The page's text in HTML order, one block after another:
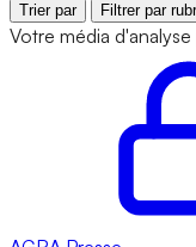
Trier par Filtrer par
Votre média